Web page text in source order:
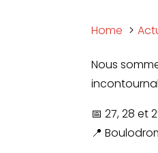
Home
Nous
📅 27, 28 et
📍